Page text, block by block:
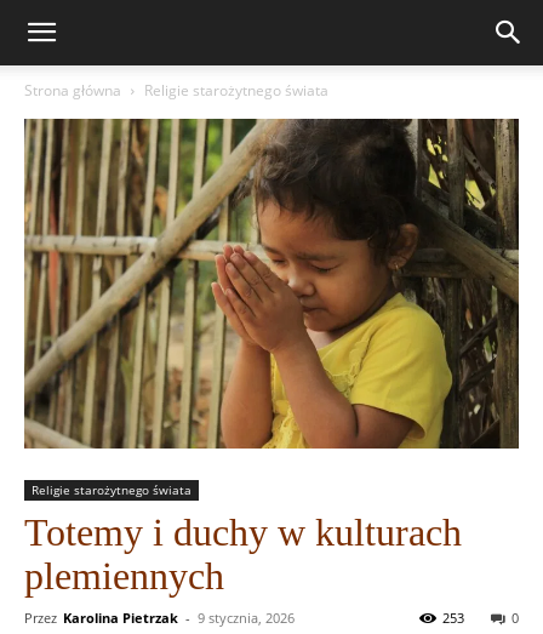
Strona główna Religie starożytnego świata
Religie starożytnego świata
Totemy i duchy w kulturach
plemiennych
Przez Karolina Pietrzak - 9 stycznia, 2026 0
253